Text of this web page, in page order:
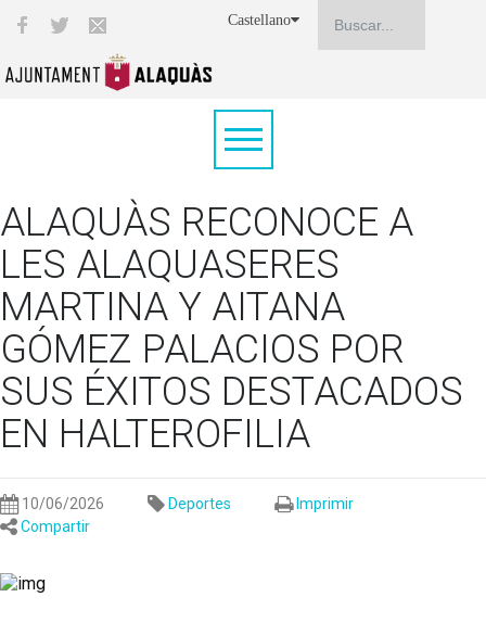
Castellano
ALAQUÀS RECONOCE A
LES ALAQUASERES
MARTINA Y AITANA
GÓMEZ PALACIOS POR
SUS ÉXITOS DESTACADOS
EN HALTEROFILIA
10/06/2026 Deportes
Imprimir
Compartir